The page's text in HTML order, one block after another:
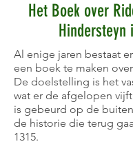
Het Boek over
Hindersteyn
Al enige jaren bestaat
een boek te maken
De doelstelling is het
wat er de afgelopen
is gebeurd op de
de historie die terug
1315.